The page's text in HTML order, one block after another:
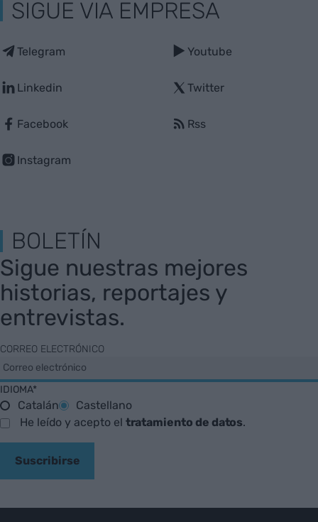
SIGUE VIA EMPRESA
Telegram
Linkedin
Facebook
Instagram
Youtube
Twitter
Rss
BOLETÍN
Sigue nuestras mejores
historias, reportajes y
entrevistas.
CORREO ELECTRÓNICO
IDIOMA*
Catalán
Castellano
He leído y acepto el tratamiento de datos.
Suscribirse